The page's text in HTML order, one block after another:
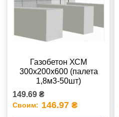
Газобетон ХСМ
300x200x600 (палета
1,8м3-50шт)
149.69 ₴
Своим: 146.97 ₴